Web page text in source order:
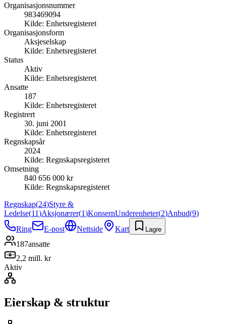
Organisasjonsnummer
983469094
Kilde: Enhetsregisteret
Organisasjonsform
Aksjeselskap
Kilde: Enhetsregisteret
Status
Aktiv
Kilde: Enhetsregisteret
Ansatte
187
Kilde: Enhetsregisteret
Registrert
30. juni 2001
Kilde: Enhetsregisteret
Regnskapsår
2024
Kilde: Regnskapsregisteret
Omsetning
840 656 000 kr
Kilde: Regnskapsregisteret
Regnskap(24)Styre &
Ledelse(11)Aksjonærer(1)KonsernUnderenheter(2)Anbud(9)
Ring
E-post Nettside Kart Lagre
187ansatte
2,2 mill. kr
Aktiv
Eierskap & struktur